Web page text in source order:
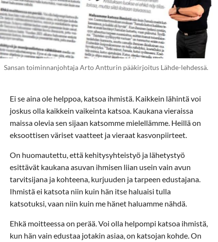
Sansan toiminnanjohtaja Arto Antturin pääkirjoitus Lähde-lehdessä.
Ei se aina ole helppoa, katsoa ihmistä. Kaikkein lähintä voi
joskus olla kaikkein vaikeinta katsoa. Kaukana vieraissa
maissa olevia sen sijaan katsomme mielellämme. Heillä on
eksoottisen väriset vaatteet ja vieraat kasvonpiirteet.
On huomautettu, että kehitysyhteistyö ja lähetystyö
esittävät kaukana asuvan ihmisen liian usein vain avun
tarvitsijana ja kohteena, kurjuuden ja tarpeen edustajana.
Ihmistä ei katsota niin kuin hän itse haluaisi tulla
katsotuksi, vaan niin kuin me hänet haluamme nähdä.
Ehkä moitteessa on perää. Voi olla helpompi katsoa ihmistä,
kun hän vain edustaa jotakin asiaa, on katsojan kohde. On